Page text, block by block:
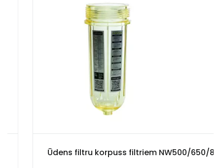
Ūdens filtru korpuss filtriem NW500/650/800